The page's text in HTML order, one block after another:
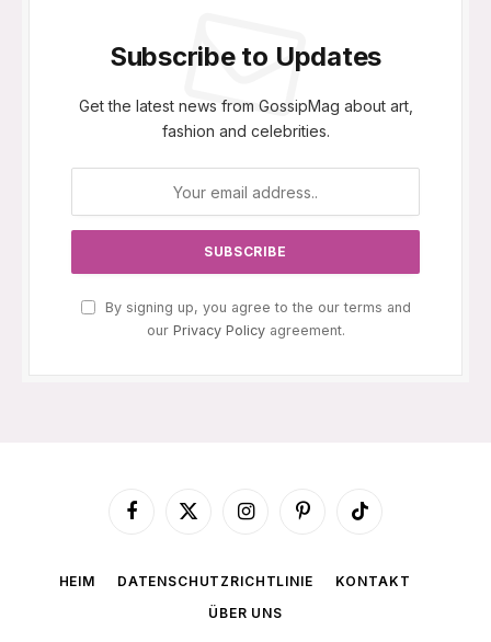
Subscribe to Updates
Get the latest news from GossipMag about art,
fashion and celebrities.
By signing up, you agree to the our terms and
our Privacy Policyagreement.
Facebook
X
InstagramPinterestTikTok
HEIM DATENSCHUTZRICHTLINIE
KONTAKT
ÜBER UNS